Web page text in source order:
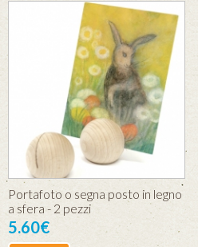
Portafoto o segna posto in legno
a sfera - 2 pezzi
5.60€